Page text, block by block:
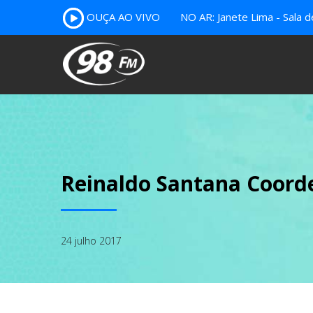
OUÇA AO VIVO NO AR: Janete Lima - Sala
Reinaldo Santana
24 julho 2017